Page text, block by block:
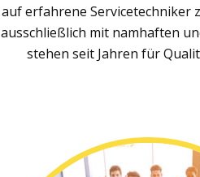
auf erfahrene Servicetechniker
ausschließlich mit namhaften
stehen seit Jahren für